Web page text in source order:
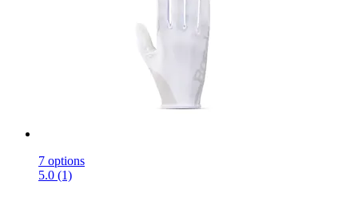
7 options
5.0 (1)